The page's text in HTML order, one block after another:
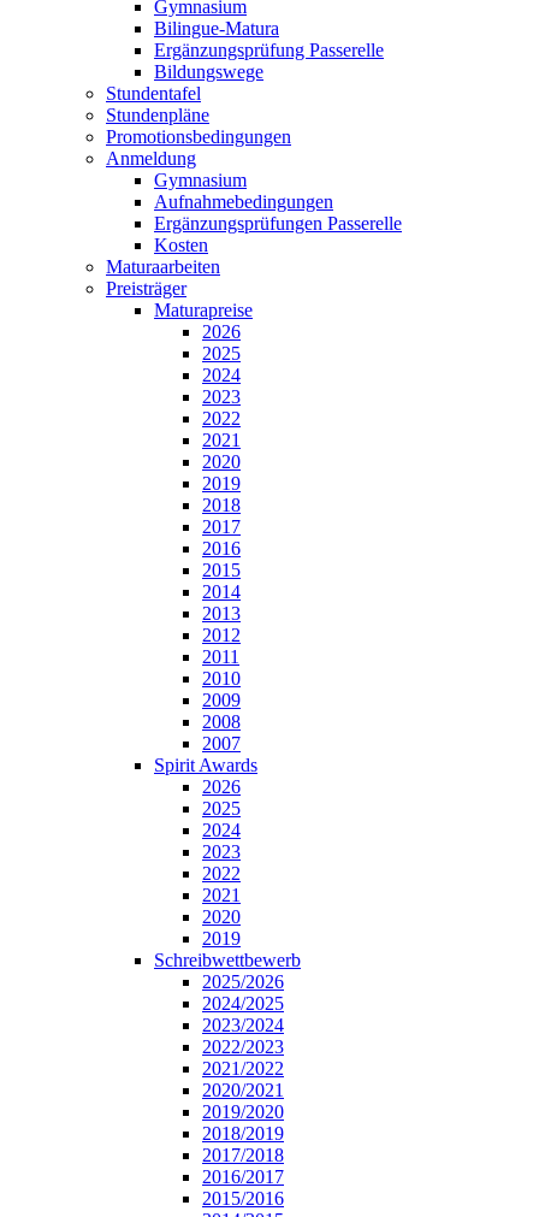
Gymnasium
Bilingue-Matura
Ergänzungsprüfung Passerelle
Bildungswege
Stundentafel
Stundenpläne
Promotionsbedingungen
Anmeldung
Gymnasium
Aufnahmebedingungen
Ergänzungsprüfungen Passerelle
Kosten
Maturaarbeiten
Preisträger
Maturapreise
2026
2025
2024
2023
2022
2021
2020
2019
2018
2017
2016
2015
2014
2013
2012
2011
2010
2009
2008
2007
Spirit Awards
2026
2025
2024
2023
2022
2021
2020
2019
Schreibwettbewerb
2025/2026
2024/2025
2023/2024
2022/2023
2021/2022
2020/2021
2019/2020
2018/2019
2017/2018
2016/2017
2015/2016